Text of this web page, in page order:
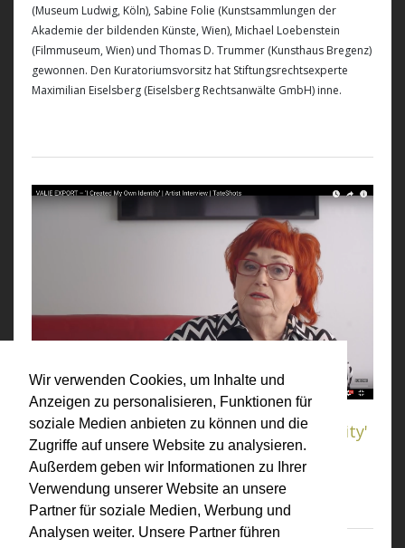
Wir verwenden Cookies, um Inhalte und
Anzeigen zu personalisieren, Funktionen für
soziale Medien anbieten zu können und die
Zugriffe auf unsere Website zu analysieren.
Außerdem geben wir Informationen zu Ihrer
Verwendung unserer Website an unsere
Partner für soziale Medien, Werbung und
Analysen weiter. Unsere Partner führen
(Museum Ludwig, Köln), Sabine Folie (Kunstsammlungen der
Akademie der bildenden Künste, Wien), Michael Loebenstein
(Filmmuseum, Wien) und Thomas D. Trummer (Kunsthaus Bregenz)
gewonnen. Den Kuratoriumsvorsitz hat Stiftungsrechtsexperte
Maximilian Eiselsberg (Eiselsberg Rechtsanwälte GmbH) inne.
VALIE EXPORT – 'I Created My Own Identity'
| Artist Interview | TateShots
zum Video